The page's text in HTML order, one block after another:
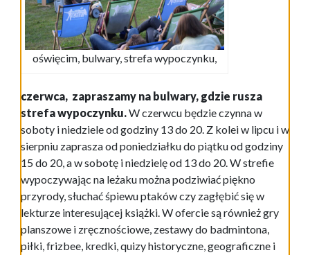
oświęcim, bulwary, strefa wypoczynku,
czerwca, zapraszamy na bulwary, gdzie rusza
strefa wypoczynku.W czerwcu będzie czynna w
soboty i niedziele od godziny 13 do 20. Z kolei w lipcu i w
sierpniu zaprasza od poniedziałku do piątku od godziny
15 do 20, a w sobotę i niedzielę od 13 do 20. W strefie
wypoczywając na leżaku można podziwiać piękno
przyrody, słuchać śpiewu ptaków czy zagłębić się w
lekturze interesującej książki. W ofercie są również gry
planszowe i zręcznościowe, zestawy do badmintona,
piłki, frizbee, kredki, quizy historyczne, geograficzne i